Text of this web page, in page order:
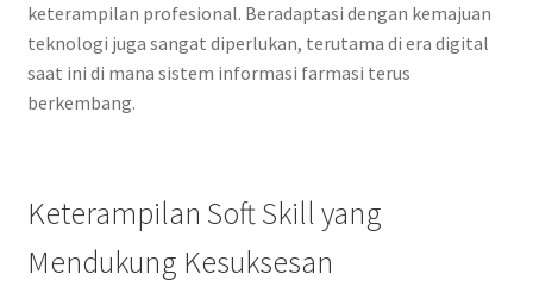
keterampilan profesional. Beradaptasi dengan kemajuan
teknologi juga sangat diperlukan, terutama di era digital
saat ini di mana sistem informasi farmasi terus
berkembang.
Keterampilan Soft Skill yang
Mendukung Kesuksesan